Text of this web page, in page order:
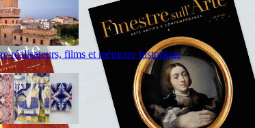
réalisateurs, films et mémoire historique